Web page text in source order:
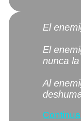
El
El
nunca la
Al